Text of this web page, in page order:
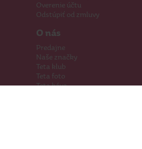
Overenie účtu
Odstúpiť od zmluvy
O nás
Predajne
Naše značky
Teta klub
Teta foto
Teta káva